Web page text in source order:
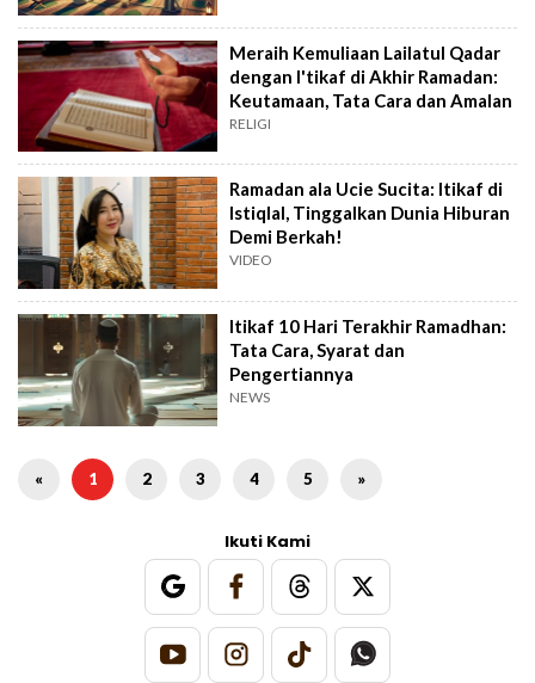
Meraih Kemuliaan Lailatul Qadar
dengan I'tikaf di Akhir Ramadan:
Keutamaan, Tata Cara dan Amalan
RELIGI
Ramadan ala Ucie Sucita: Itikaf di
Istiqlal, Tinggalkan Dunia Hiburan
Demi Berkah!
VIDEO
Itikaf 10 Hari Terakhir Ramadhan:
Tata Cara, Syarat dan
Pengertiannya
NEWS
« 1 2 3 4 5 »
Ikuti Kami